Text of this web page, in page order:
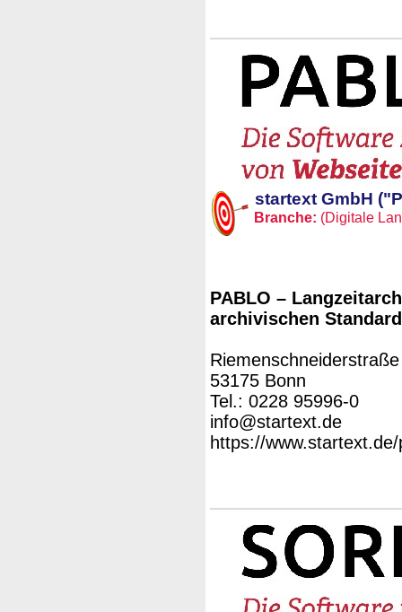
startext GmbH
Branche: (Digitale
PABLO –
archivischen
53175 Bonn
Tel.: 0228 95996-0
info@startext.de
https://